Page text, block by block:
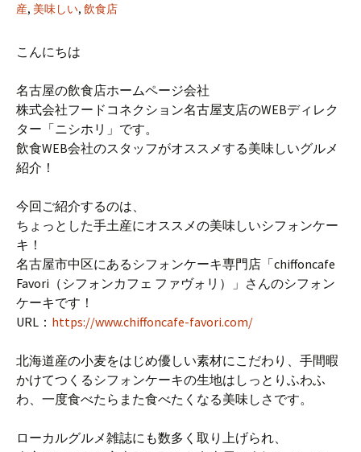
産, 美味しい, 飲食店
こんにちは
名古屋の飲食店ホームページ会社
株式会社フードコネクション名古屋支店のWEBディレク
ター「ニシホリ」です。
飲食WEB会社のスタッフがオススメする美味しいグルメ
紹介！
今回ご紹介するのは、
ちょっとした手土産にオススメの美味しいシフォンケー
キ！
名古屋市中区にあるシフォンケーキ専門店「chiffoncafe
Favori（シフォンカフェ ファヴォリ）」さんのシフォン
ケーキです！
URL： https://www.chiffoncafe-favori.com/
北海道産の小麦をはじめ優しい素材にこだわり、手間暇
かけてつくるシフォンケーキの生地はしっとりふわふ
わ、一度食べたらまた食べたくなる美味しさです。
ローカルグルメ雑誌にも数多く取り上げられ、